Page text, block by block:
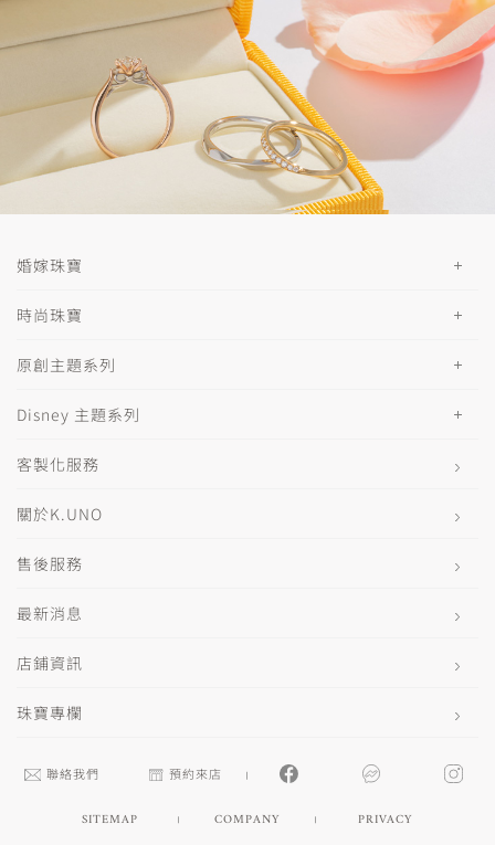
婚嫁珠寶
時尚珠寶
原創主題系列
Disney 主題系列
客製化服務
關於K.UNO
售後服務
最新消息
店鋪資訊
珠寶專欄
聯絡我們 預約來店
SITEMAP COMPANY PRIVACY